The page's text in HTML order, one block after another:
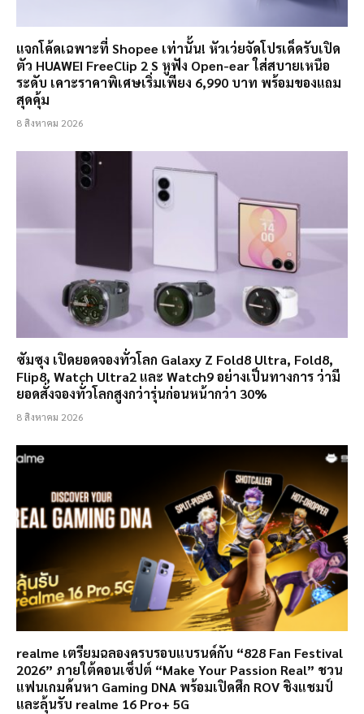
แจกโค้ดเฉพาะที่ Shopee เท่านั้น! หัวเว่ยจัดโปรเด็ดรับเปิด
ตัว HUAWEI FreeClip 2 S หูฟัง Open-ear ใส่สบายเหนือ
ระดับ เคาะราคาพิเศษเริ่มเพียง 6,990 บาท พร้อมของแถม
สุดคุ้ม
8 สิงหาคม 2026
ซัมซุง เปิดยอดจองทั่วโลก Galaxy Z Fold8 Ultra, Fold8,
Flip8, Watch Ultra2 และ Watch9 อย่างเป็นทางการ ว่ามี
ยอดสั่งจองทั่วโลกสูงกว่ารุ่นก่อนหน้ากว่า 30%
8 สิงหาคม 2026
realme เตรียมฉลองครบรอบแบรนด์กับ “828 Fan Festival
2026” ภายใต้คอนเซ็ปต์ “Make Your Passion Real” ชวน
แฟนเกมค้นหา Gaming DNA พร้อมเปิดศึก ROV ชิงแชมป์
และลุ้นรับ realme 16 Pro+ 5G